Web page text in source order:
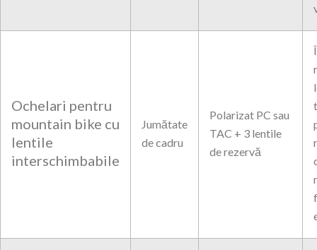
Ochelari pentru
mountain bike cu
lentile
interschimbabile
Jumătate
de cadru
Polarizat PC sau
TAC + 3 lentile
de rezervă